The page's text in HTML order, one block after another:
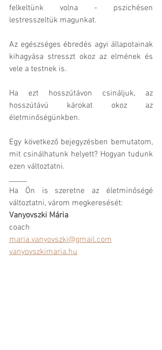
felkeltünk volna - pszichésen
lestresszeltük magunkat.
Az egészséges ébredés agyi állapotainak
kihagyása stresszt okoz az elmének és
vele a testnek is.
Ha ezt hosszútávon csináljuk, az
hosszútávú károkat okoz az
életminőségünkben.
Egy következő bejegyzésben bemutatom,
mit csinálhatunk helyett? Hogyan tudunk
ezen változtatni.
_____
Ha Ön is szeretne az életminőségé
változtatni, várom megkeresését:
Vanyovszki Mária
coach
maria.vanyovszki@gmail.com
vanyovszkimaria.hu